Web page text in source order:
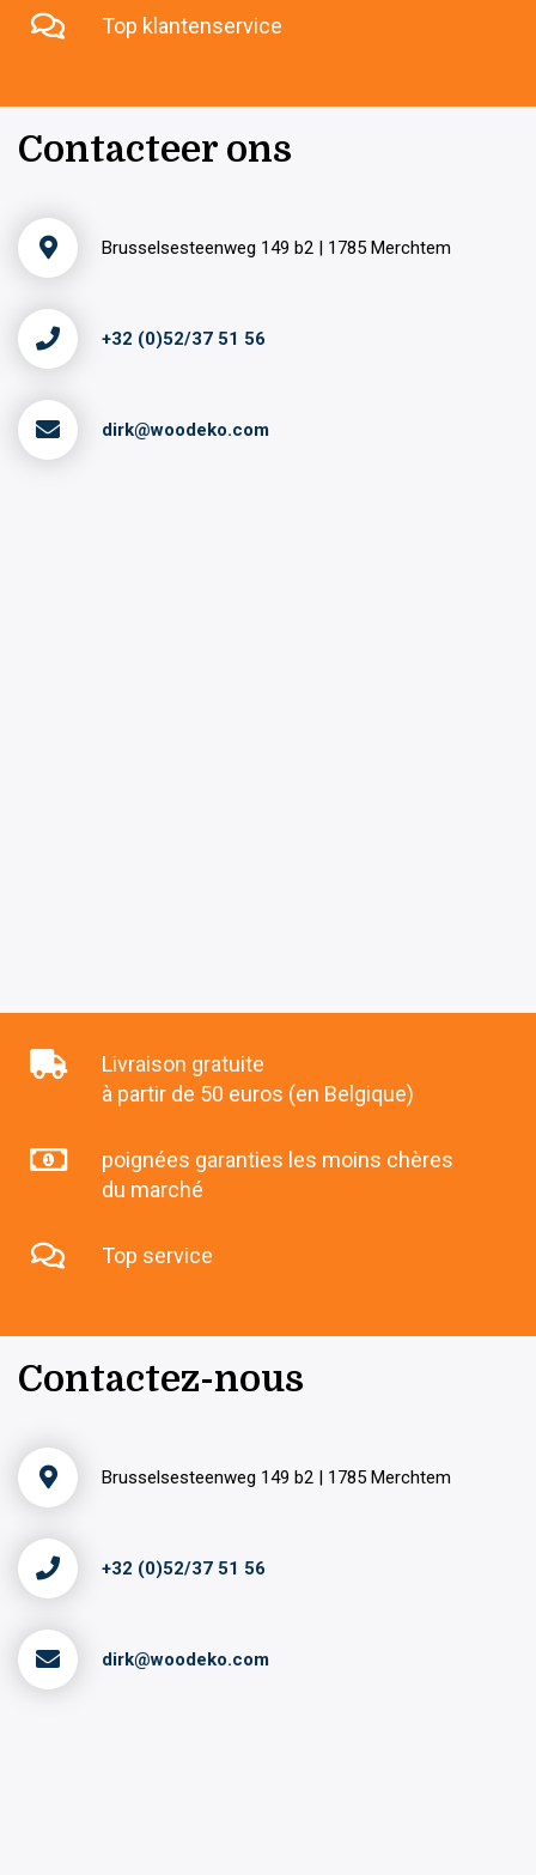
Top klantenservice
Contacteer ons
Brusselsesteenweg 149 b2 | 1785 Merchtem
+32 (0)52/37 51 56
dirk@woodeko.com
Livraison gratuite
à partir de 50 euros (en Belgique)
poignées garanties les moins chères
du marché
Top service
Contactez-nous
Brusselsesteenweg 149 b2 | 1785 Merchtem
+32 (0)52/37 51 56
dirk@woodeko.com